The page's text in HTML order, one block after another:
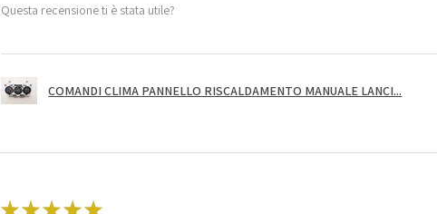
Questa recensione ti è stata utile?
COMANDI CLIMA PANNELLO RISCALDAMENTO MANUALE LANCI...